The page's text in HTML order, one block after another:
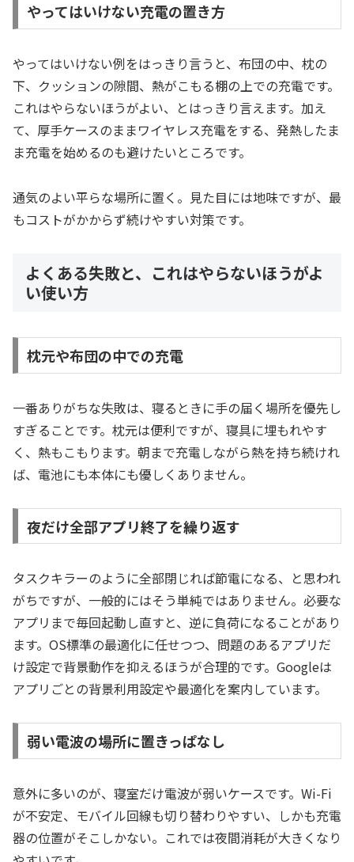
やってはいけない充電の置き方
やってはいけない例をはっきり言うと、布団の中、枕の
下、クッションの隙間、熱がこもる棚の上での充電です。
これはやらないほうがよい、とはっきり言えます。加え
て、厚手ケースのままワイヤレス充電をする、発熱したま
ま充電を始めるのも避けたいところです。
通気のよい平らな場所に置く。見た目には地味ですが、最
もコストがかからず続けやすい対策です。
よくある失敗と、これはやらないほうがよ
い使い方
枕元や布団の中での充電
一番ありがちな失敗は、寝るときに手の届く場所を優先し
すぎることです。枕元は便利ですが、寝具に埋もれやす
く、熱もこもります。朝まで充電しながら熱を持ち続けれ
ば、電池にも本体にも優しくありません。
夜だけ全部アプリ終了を繰り返す
タスクキラーのように全部閉じれば節電になる、と思われ
がちですが、一般的にはそう単純ではありません。必要な
アプリまで毎回起動し直すと、逆に負荷になることがあり
ます。OS標準の最適化に任せつつ、問題のあるアプリだ
け設定で背景動作を抑えるほうが合理的です。Googleは
アプリごとの背景利用設定や最適化を案内しています。
弱い電波の場所に置きっぱなし
意外に多いのが、寝室だけ電波が弱いケースです。Wi-Fi
が不安定、モバイル回線も切り替わりやすい、しかも充電
器の位置がそこしかない。これでは夜間消耗が大きくなり